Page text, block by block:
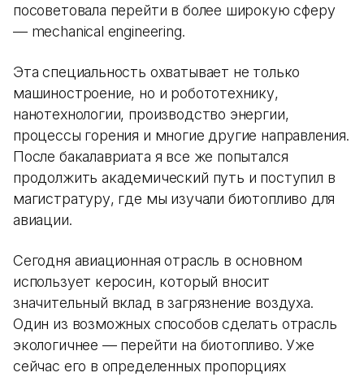
посоветовала перейти в более широкую сферу
— mechanical engineering.
Эта специальность охватывает не только
машиностроение, но и робототехнику,
нанотехнологии, производство энергии,
процессы горения и многие другие направления.
После бакалавриата я все же попытался
продолжить академический путь и поступил в
магистратуру, где мы изучали биотопливо для
авиации.
Сегодня авиационная отрасль в основном
использует керосин, который вносит
значительный вклад в загрязнение воздуха.
Один из возможных способов сделать отрасль
экологичнее — перейти на биотопливо. Уже
сейчас его в определенных пропорциях